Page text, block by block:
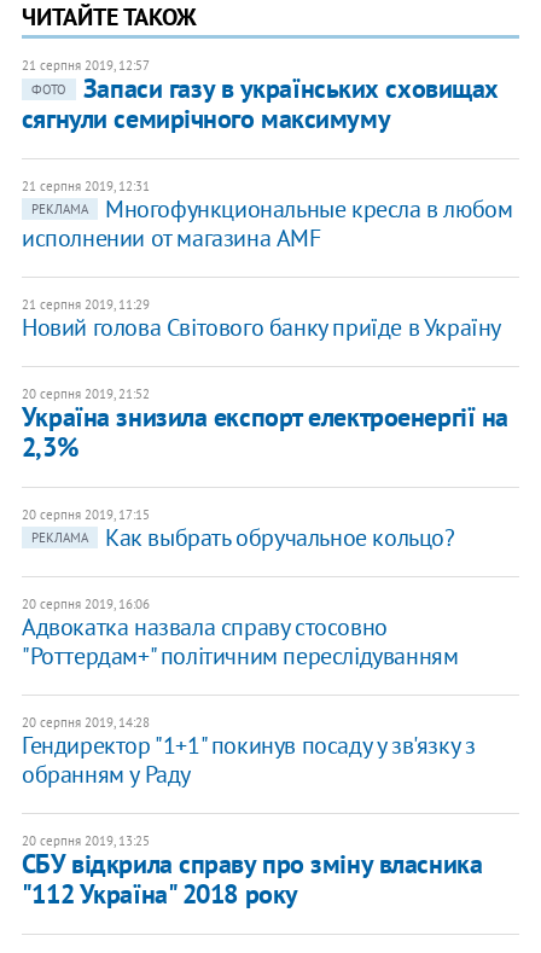
ЧИТАЙТЕ ТАКОЖ
21 серпня 2019, 12:57
ФОТО
Запаси газу в українських сховищах
сягнули семирічного максимуму
21 серпня 2019, 12:31
РЕКЛАМА
Многофункциональные кресла в любом
исполнении от магазина AMF
21 серпня 2019, 11:29
Новий голова Світового банку приїде в Україну
20 серпня 2019, 21:52
Україна знизила експорт електроенергії на
2,3%
20 серпня 2019, 17:15
РЕКЛАМА
Как выбрать обручальное кольцо?
20 серпня 2019, 16:06
Адвокатка назвала справу стосовно
"Роттердам+" політичним переслідуванням
20 серпня 2019, 14:28
Гендиректор "1+1" покинув посаду у зв'язку з
обранням у Раду
20 серпня 2019, 13:25
СБУ відкрила справу про зміну власника
"112 Україна" 2018 року